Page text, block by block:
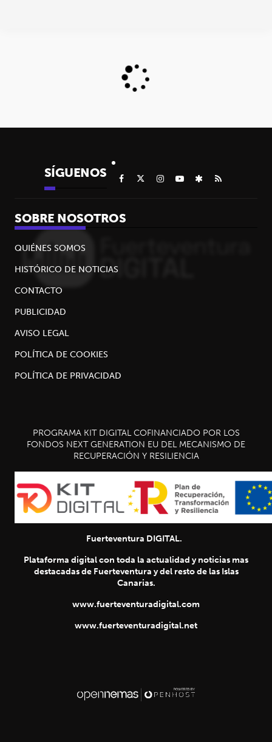
SÍGUENOS
SOBRE NOSOTROS
QUIÉNES SOMOS
HISTÓRICO DE NOTICIAS
CONTACTO
PUBLICIDAD
AVISO LEGAL
POLÍTICA DE COOKIES
POLÍTICA DE PRIVACIDAD
PROGRAMA KIT DIGITAL COFINANCIADO POR LOS
FONDOS NEXT GENERATION EU DEL MECANISMO DE
RECUPERACIÓN Y RESILIENCIA
Fuerteventura DIGITAL.
Plataforma digital con toda la actualidad y noticias mas
destacadas de Fuerteventura y del resto de las Islas
Canarias.
www.fuerteventuradigital.com
www.fuerteventuradigital.net